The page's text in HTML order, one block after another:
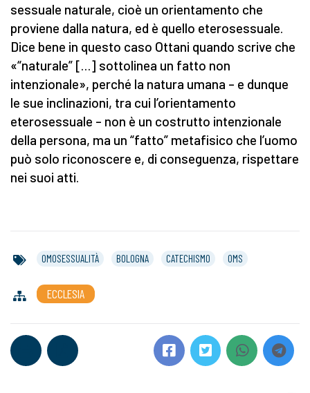
sessuale naturale, cioè un orientamento che
proviene dalla natura, ed è quello eterosessuale.
Dice bene in questo caso Ottani quando scrive che
«“naturale” […] sottolinea un fatto non
intenzionale», perché la natura umana – e dunque
le sue inclinazioni, tra cui l’orientamento
eterosessuale – non è un costrutto intenzionale
della persona, ma un “fatto” metafisico che l’uomo
può solo riconoscere e, di conseguenza, rispettare
nei suoi atti.
OMOSESSUALITÀ BOLOGNA CATECHISMO OMS
ECCLESIA